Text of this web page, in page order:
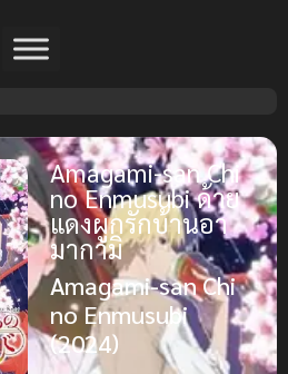
Amagami-san Chi
no Enmusubi ด้าย
แดงผูกรักบ้านอา
มากามิ
Amagami-san Chi
no Enmusubi
(2024)